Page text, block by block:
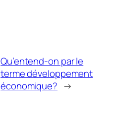
Qu’entend-on par le
terme développement
économique? →